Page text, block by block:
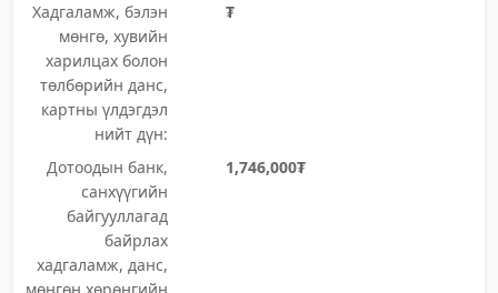
Хадгаламж, бэлэн
мөнгө, хувийн
харилцах болон
төлбөрийн данс,
картны үлдэгдэл
нийт дүн:
₮
Дотоодын банк,
санхүүгийн
байгууллагад
байрлах
хадгаламж, данс,
1,746,000₮